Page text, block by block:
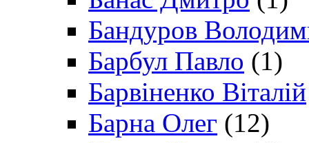
Бандуров
Барбул Павло (1)
Барвіненко Віталій
Барна Олег (12)